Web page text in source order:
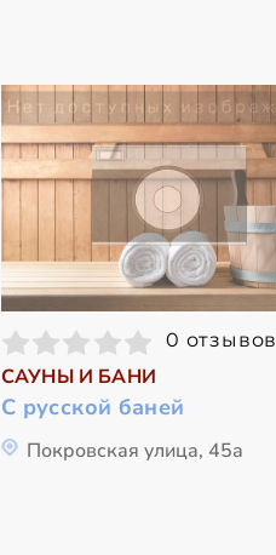
0 отзывов
САУНЫ И БАНИ
С русской баней
Покровская улица, 45а